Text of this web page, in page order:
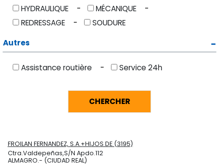
HYDRAULIQUE
MÉCANIQUE
REDRESSAGE
SOUDURE
Autres
Assistance routière Service 24h
FROILAN FERNANDEZ, S.A.+HIJOS DE (3195)
Ctra.Valdepeñas,S/N Apdo.112
ALMAGRO.- (CIUDAD REAL)